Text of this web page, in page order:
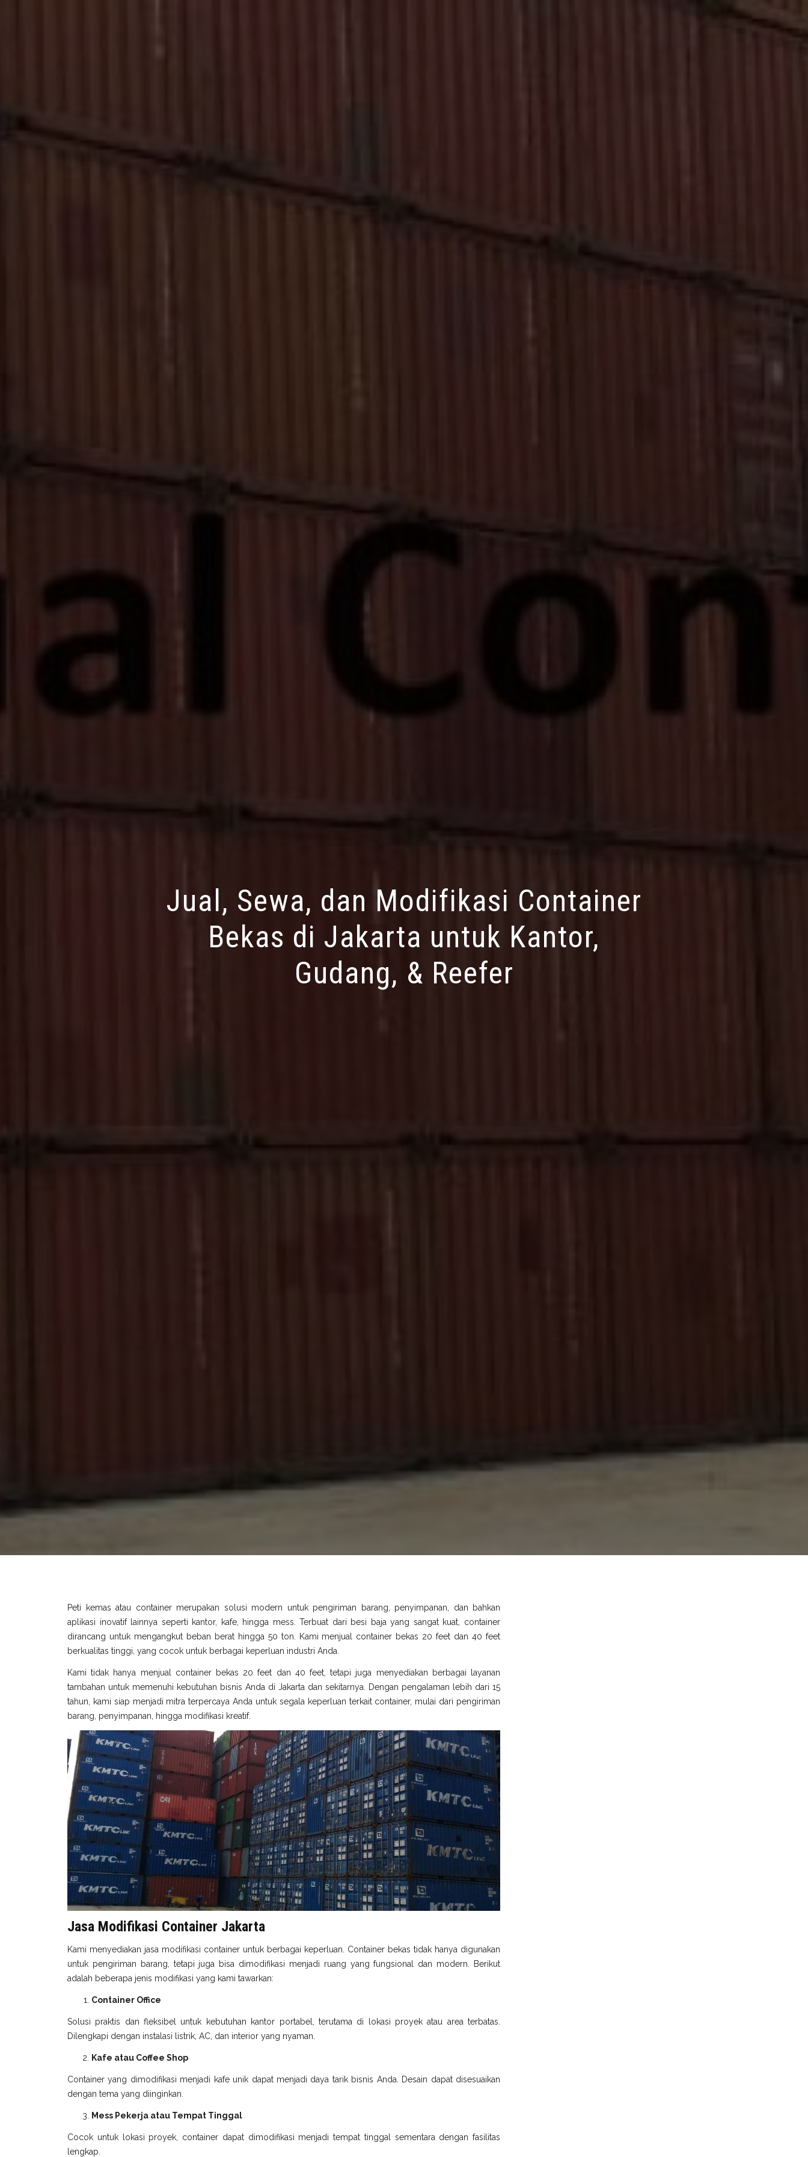
Jual, Sewa, dan Modifikasi Container
Bekas di Jakarta untuk Kantor,
Gudang, & Reefer
Peti kemas atau container merupakan solusi modern untuk pengiriman barang, penyimpanan, dan bahkan
aplikasi inovatif lainnya seperti kantor, kafe, hingga mess. Terbuat dari besi baja yang sangat kuat, container
dirancang untuk mengangkut beban berat hingga 50 ton. Kami menjual container bekas 20 feet dan 40 feet
berkualitas tinggi, yang cocok untuk berbagai keperluan industri Anda.
Kami tidak hanya menjual container bekas 20 feet dan 40 feet, tetapi juga menyediakan berbagai layanan
tambahan untuk memenuhi kebutuhan bisnis Anda di Jakarta dan sekitarnya. Dengan pengalaman lebih dari 15
tahun, kami siap menjadi mitra terpercaya Anda untuk segala keperluan terkait container, mulai dari pengiriman
barang, penyimpanan, hingga modifikasi kreatif.
Jasa Modifikasi Container Jakarta
Kami menyediakan jasa modifikasi container untuk berbagai keperluan. Container bekas tidak hanya digunakan
untuk pengiriman barang, tetapi juga bisa dimodifikasi menjadi ruang yang fungsional dan modern. Berikut
adalah beberapa jenis modifikasi yang kami tawarkan:
Container Office
Solusi praktis dan fleksibel untuk kebutuhan kantor portabel, terutama di lokasi proyek atau area terbatas.
Dilengkapi dengan instalasi listrik, AC, dan interior yang nyaman.
Kafe atau Coffee Shop
Container yang dimodifikasi menjadi kafe unik dapat menjadi daya tarik bisnis Anda. Desain dapat disesuaikan
dengan tema yang diinginkan.
Mess Pekerja atau Tempat Tinggal
Cocok untuk lokasi proyek, container dapat dimodifikasi menjadi tempat tinggal sementara dengan fasilitas
lengkap.